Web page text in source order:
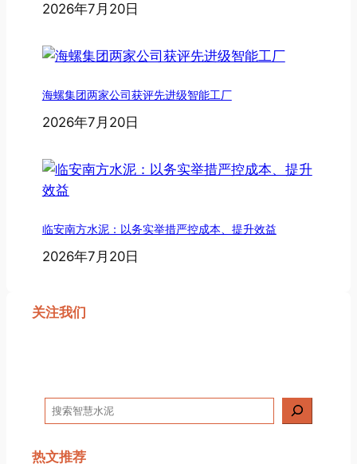
2026年7月20日
海螺集团两家公司获评先进级智能工厂
2026年7月20日
临安南方水泥：以务实举措严控成本、提升效益
2026年7月20日
关注我们
搜
索
热文推荐